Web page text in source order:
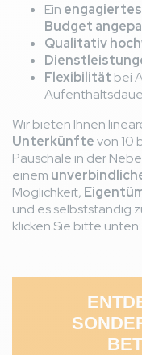
Ein engagiertes
Budget
Qualitativ
Flexibilität bei
Wir bieten Ihnen
Unterkünftevon 10
Pauschale in der
einem
Möglichkeit,
und es selbstständig
klicken Sie bitte unten: